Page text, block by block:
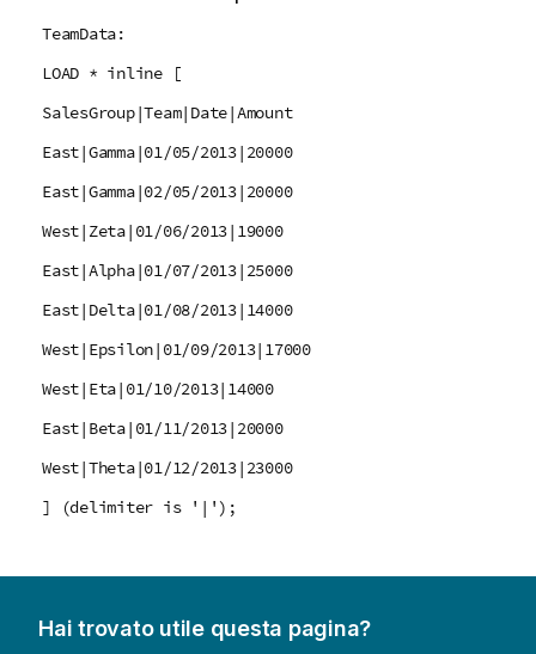
TeamData:
LOAD * inline [
SalesGroup|Team|Date|Amount
East|Gamma|01/05/2013|20000
East|Gamma|02/05/2013|20000
West|Zeta|01/06/2013|19000
East|Alpha|01/07/2013|25000
East|Delta|01/08/2013|14000
West|Epsilon|01/09/2013|17000
West|Eta|01/10/2013|14000
East|Beta|01/11/2013|20000
West|Theta|01/12/2013|23000
] (delimiter is '|');
Hai trovato utile questa pagina?